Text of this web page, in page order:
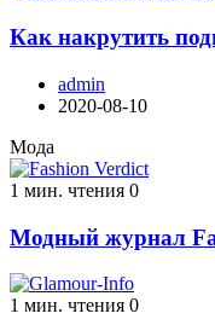
Как накрутить
admin
2020-08-10
Мода
1 мин. чтения 0
Модный журнал
1 мин. чтения 0